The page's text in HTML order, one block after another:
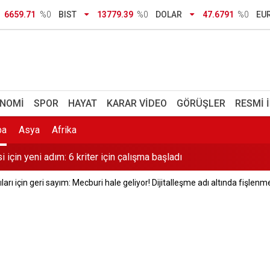
6659.71 %0 BIST 13779.39 %0 DOLAR 47.6791 %0
SPOR HAYAT KARAR VIDEO GÖRÜŞLER RESMI
Asya Afrika
Hava sıcaklıkları düşüyor, yağmur geliyor
geriledi: İşte güncel oranlar
yeni adım: 6 kriter için çalışma başladı
sıra dışı sema buluşmasını yazdı: 7 gün 7 gece hiç durmadan
Beşikçioğlu'na tepki: "Siz kamu görevini nasıl
için geri sayım: Mecburi hale geliyor! Dijitalleşme adı altında